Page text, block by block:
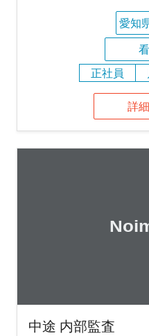
愛知
正社員
詳
中途 内部監査